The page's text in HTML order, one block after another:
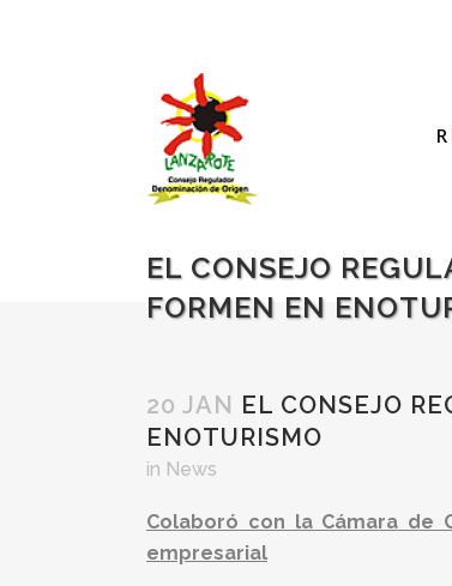
EL CONSEJO
FORMEN EN
20 JAN EL CONSEJO
ENOTURISMO
in News
Colaboró con la Cámara
empresarial